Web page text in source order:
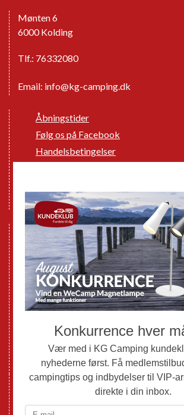
Mønten 6
6000 Kolding
Tlf.: 76332080
Email: info@kg-camping.dk
Åbningstider
Følg os på Facebook
Handelsbetingelser
GPDR - Optagelse af foto og video
Nye Campingvogne
Nye Autocampere og Vans
Brugte Campingvogne
Brugte Autocampere og Vans
Webshop
Mortens Campingtips
KG Camping Kundeklub
Nyheder
Adria